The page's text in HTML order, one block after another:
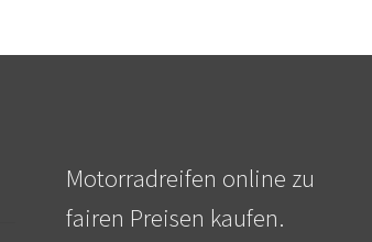
Motorradreifen online zu
fairen Preisen kaufen.